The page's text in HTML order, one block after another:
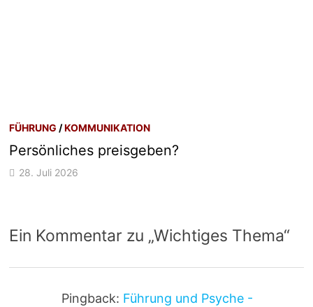
FÜHRUNG /KOMMUNIKATION
Persönliches preisgeben?
28. Juli 2026
Ein Kommentar zu „Wichtiges Thema“
Pingback: Führung und Psyche -